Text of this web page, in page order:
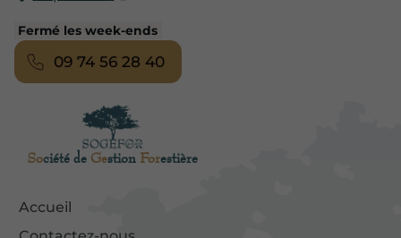
Société de Gestion Forestière
Accueil
Fermé les week-ends
09 74 56 28 40